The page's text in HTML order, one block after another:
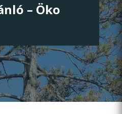
– Öko